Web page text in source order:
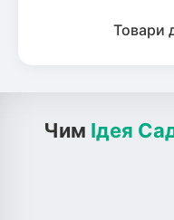
Товари
Чим Ідея